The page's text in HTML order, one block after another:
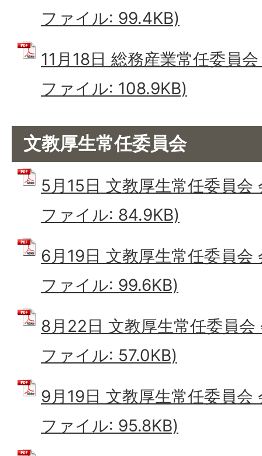
ファイル: 99.4KB)
11月18日 総務産業常任委員
ファイル: 108.9KB)
文教厚生常任委員会
5月15日 文教厚生常任委員会
ファイル: 84.9KB)
6月19日 文教厚生常任委員会
ファイル: 99.6KB)
8月22日 文教厚生常任委員会
ファイル: 57.0KB)
9月19日 文教厚生常任委員会
ファイル: 95.8KB)